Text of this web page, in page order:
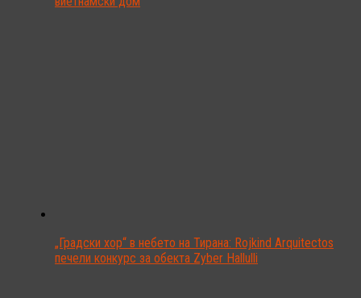
„Градски хор“ в небето на Тирана: Rojkind Arquitectos
печели конкурс за обекта Zyber Hallulli